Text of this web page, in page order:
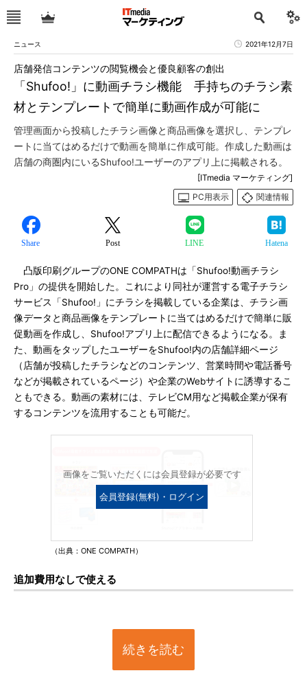
ニュース 2021年12月7日
「Shufoo!」に動画チラシ機能 手持ちのチラシ素
材とテンプレートで簡単に動画作成が可能に
店舗発信コンテンツの閲覧機会と優良顧客の創出
管理画面から投稿したチラシ画像と商品画像を選択し、テンプレ
ートに当てはめるだけで動画を簡単に作成可能。作成した動画は
店舗の商圏内にいるShufoo!ユーザーのアプリ上に掲載される。
[ITmedia マーケティング]
PC用表示
関連情報
Share Post LINE Hatena
凸版印刷グループのONE COMPATHは「Shufoo!動画チラシ
Pro」の提供を開始した。これにより同社が運営する電子チラシ
サービス「Shufoo!」にチラシを掲載している企業は、チラシ画
像データと商品画像をテンプレートに当てはめるだけで簡単に販
促動画を作成し、Shufoo!アプリ上に配信できるようになる。ま
た、動画をタップしたユーザーをShufoo!内の店舗詳細ページ
（店舗が投稿したチラシなどのコンテンツ、営業時間や電話番号
などが掲載されているページ）や企業のWebサイトに誘導するこ
ともできる。動画の素材には、テレビCM用など掲載企業が保有
するコンテンツを流用することも可能だ。
画像をご覧いただくには会員登録が必要です
会員登録(無料)・ログイン
（出典：ONE COMPATH）
追加費用なしで使える
続きを読む